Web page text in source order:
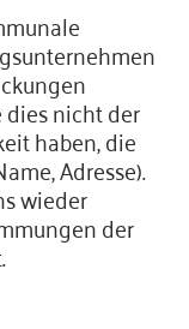
nicht der
haben, die
Adresse).
wieder
der